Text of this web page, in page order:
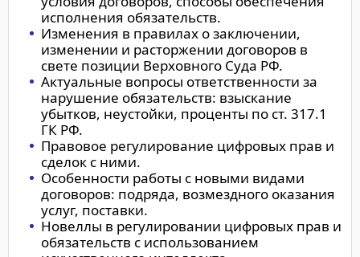
исполнения обязательств.
Изменения в правилах о заключении,
изменении и расторжении договоров в
свете позиции Верховного Суда РФ.
Актуальные вопросы ответственности за
нарушение обязательств: взыскание
убытков, неустойки, проценты по ст. 317.1
ГК РФ.
Правовое регулирование цифровых прав и
сделок с ними.
Особенности работы с новыми видами
договоров: подряда, возмездного оказания
услуг, поставки.
Новеллы в регулировании цифровых прав и
обязательств с использованием